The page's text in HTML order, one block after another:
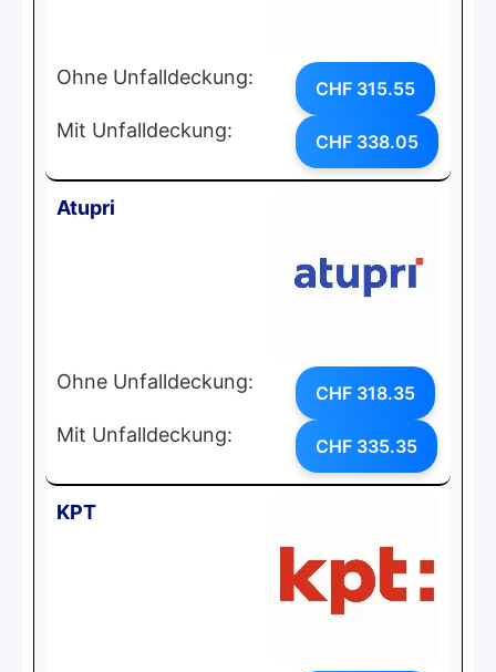
Ohne Unfalldeckung: CHF 315.55
Mit Unfalldeckung: CHF 338.05
Atupri
Ohne Unfalldeckung: CHF 318.35
Mit Unfalldeckung: CHF 335.35
KPT